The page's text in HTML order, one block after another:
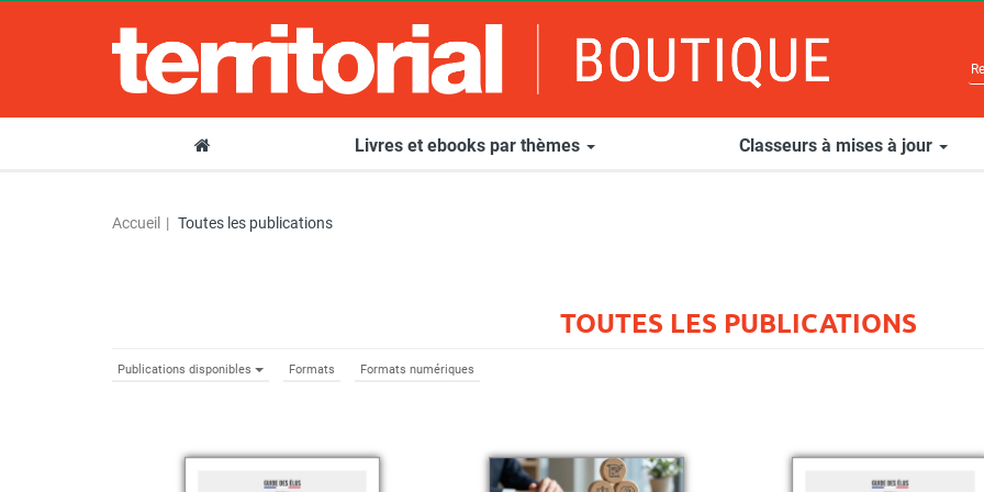
Livres et ebooks par thèmes Classeurs à mises à jour
Accueil Toutes les publications
TOUTES LES PUBLICATIONS
Publications disponibles Formats Formats numériques